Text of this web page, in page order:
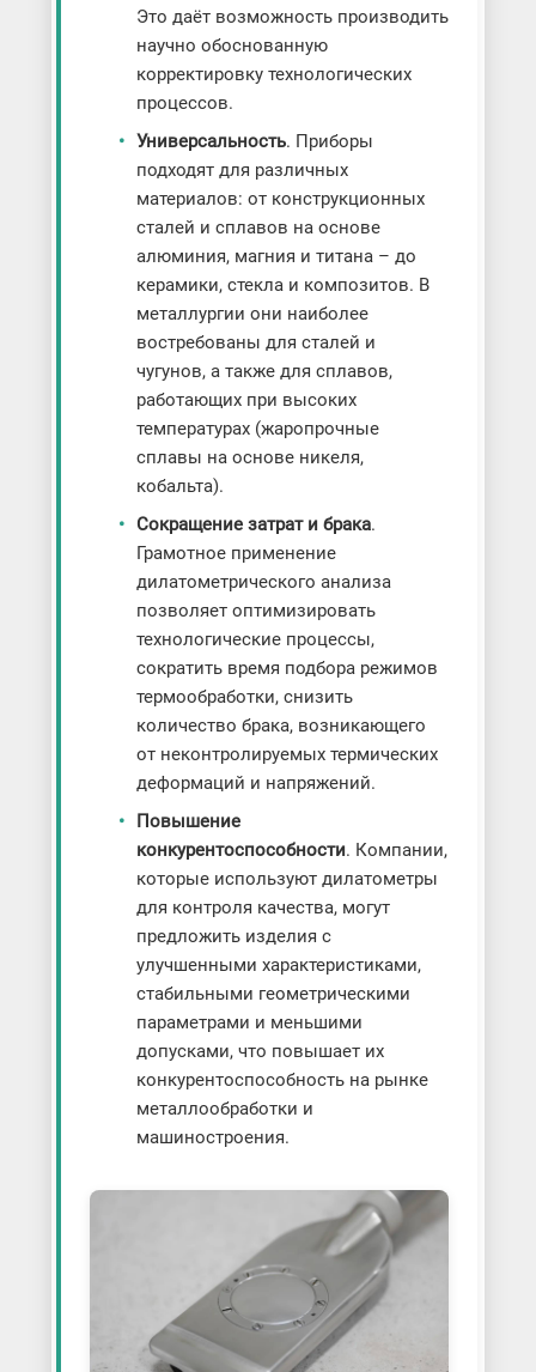
Это даёт возможность производить
научно обоснованную
корректировку технологических
процессов.
Универсальность. Приборы
подходят для различных
материалов: от конструкционных
сталей и сплавов на основе
алюминия, магния и титана – до
керамики, стекла и композитов. В
металлургии они наиболее
востребованы для сталей и
чугунов, а также для сплавов,
работающих при высоких
температурах (жаропрочные
сплавы на основе никеля,
кобальта).
Сокращение затрат и брака.
Грамотное применение
дилатометрического анализа
позволяет оптимизировать
технологические процессы,
сократить время подбора режимов
термообработки, снизить
количество брака, возникающего
от неконтролируемых термических
деформаций и напряжений.
Повышение
конкурентоспособности. Компании,
которые используют дилатометры
для контроля качества, могут
предложить изделия с
улучшенными характеристиками,
стабильными геометрическими
параметрами и меньшими
допусками, что повышает их
конкурентоспособность на рынке
металлообработки и
машиностроения.